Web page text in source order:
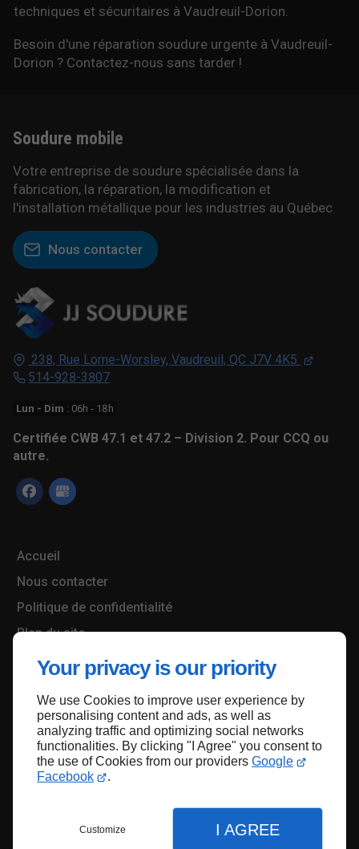
Your privacy is our priority
We use Cookies to improve user experience by
personalising content and ads, as well as
analyzing traffic and optimizing social networks
functionalities. By clicking "I Agree" you consent to
the use of Cookies from our providers Google
Facebook
.
Customize I AGREE
techniques et sécuritaires à Vaudreuil-Dorion.
Besoin d'une réparation soudure urgente à Vaudreuil-
Dorion ? Contactez-nous sans tarder !
238, Rue Lorne-Worsley,Vaudreuil, QC J7V 4K5
514-928-3807
Lun - Dim : 06h - 18h
Certifiée CWB 47.1 et 47.2 – Division 2. Pour CCQ ou
autre.
Accueil
Nous contacter
Politique de confidentialité
Plan du site
Soudure mobile
Votre entreprise de soudure spécialisée dans la
fabrication, la réparation, la modification et
l'installation métallique pour les industries au Québec
Nous contacter
Haut de page